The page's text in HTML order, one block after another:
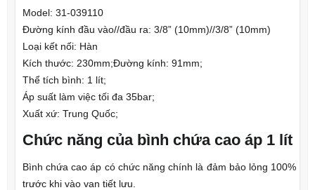
Model: 31-039110
Đường kính đầu vào//đầu ra: 3/8” (10mm)//3/8” (10mm)
Loại kết nối: Hàn
Kích thước: 230mm;Đường kính: 91mm;
Thể tích bình: 1 lít;
Áp suất làm việc tối đa 35bar;
Xuất xứ: Trung Quốc;
Chức năng của bình chứa cao áp 1 lít
Bình chứa cao áp có chức năng chính là đảm bảo lỏng 100%
trước khi vào van tiết lưu.